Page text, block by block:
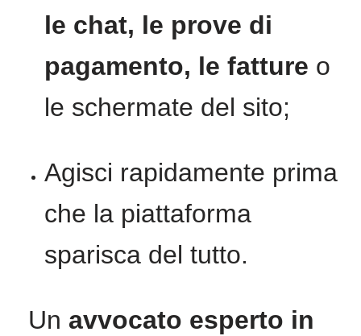
le chat, le prove di
pagamento, le fatture o
le schermate del sito;
Agisci rapidamente prima
che la piattaforma
sparisca del tutto.
Un avvocato esperto in